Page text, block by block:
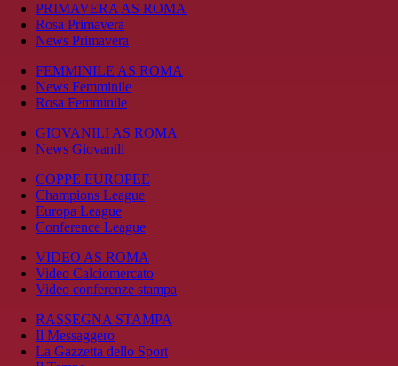
PRIMAVERA AS ROMA
Rosa Primavera
News Primavera
FEMMINILE AS ROMA
News Femminile
Rosa Femminile
GIOVANILI AS ROMA
News Giovanili
COPPE EUROPEE
Champions League
Europa League
Conference League
VIDEO AS ROMA
Video Calciomercato
Video conferenze stampa
RASSEGNA STAMPA
Il Messaggero
La Gazzetta dello Sport